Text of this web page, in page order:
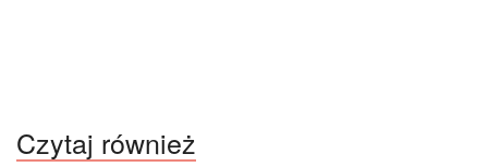
Czytaj również